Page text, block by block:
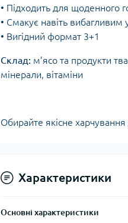
• Підходить для щоденного
• Смакує навіть
• Вигідний формат 3+1
Склад: м’ясо та продукти
мінерали, вітаміни
Обирайте якісне
Характеристики
Основні характеристики